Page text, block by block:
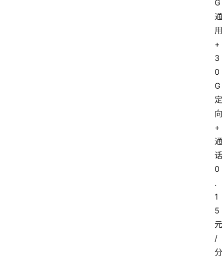
G
通
用
+
3
0
G
定
向
+
通
话
0
.
1
5
元
/
分